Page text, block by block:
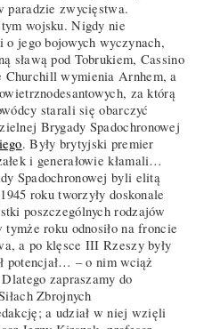
paradzie zwycięstwa.
wojsku. Nigdy nie
jego bojowych wyczynach,
sławą pod Tobrukiem, Cassino
wymienia Arnhem, a
za którą
starali się obarczyć
Brygady Spadochronowej
. Były brytyjski premier
i generałowie kłamali…
Spadochronowej byli elitą
roku tworzyły doskonale
poszczególnych rodzajów
roku odnosiło na froncie
a po klęsce III Rzeszy były
potencjał… – o nim wciąż
zapraszamy do
Zbrojnych
a udział w niej wzięli